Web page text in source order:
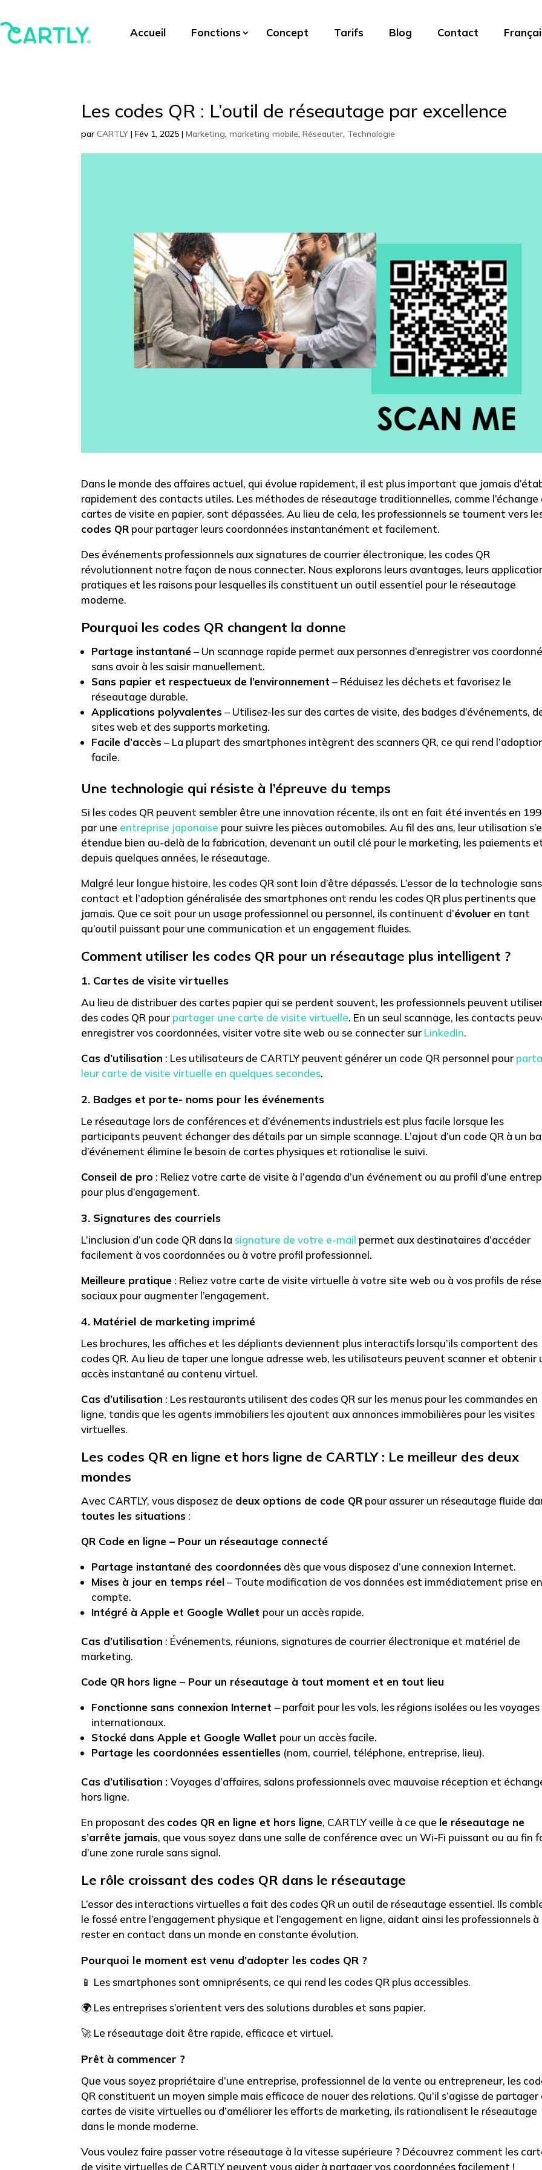
Accueil Fonctions Concept Tarifs Blog Contact
Les codes QR : L’outil de réseautage par excellence
parCARTLY |Fév 1, 2025 |Marketing,marketing mobile,Réseauter, Technologie
Dans le monde des affaires actuel, qui évolue rapidement, il est plus important que jamais
rapidement des contacts utiles. Les méthodes de réseautage traditionnelles, comme l’échange
cartes de visite en papier, sont dépassées. Au lieu de cela, les professionnels se tournent vers
codes QR pour partager leurs coordonnées instantanément et facilement.
Des événements professionnels aux signatures de courrier électronique, les codes QR
révolutionnent notre façon de nous connecter. Nous explorons leurs avantages, leurs
pratiques et les raisons pour lesquelles ils constituent un outil essentiel pour le réseautage
moderne.
Pourquoi les codes QR changent la donne
Partage instantané– Un scannage rapide permet aux personnes d’enregistrer vos
sans avoir à les saisir manuellement.
Sans papier et respectueux de l’environnement – Réduisez les déchets et favorisez le
réseautage durable.
Applications polyvalentes– Utilisez-les sur des cartes de visite, des badges d’événements,
sites web et des supports marketing.
Facile d’accès– La plupart des smartphones intègrent des scanners QR, ce qui rend
facile.
Une technologie qui résiste à l’épreuve du temps
Si les codes QR peuvent sembler être une innovation récente, ils ont en fait été inventés en
par une entreprise japonaise pour suivre les pièces automobiles. Au fil des ans, leur utilisation
étendue bien au-delà de la fabrication, devenant un outil clé pour le marketing, les paiements
depuis quelques années, le réseautage.
Malgré leur longue histoire, les codes QR sont loin d’être dépassés. L’essor de la technologie sans
contact et l’adoption généralisée des smartphones ont rendu les codes QR plus pertinents que
jamais. Que ce soit pour un usage professionnel ou personnel, ils continuent d’évoluer en tant
qu’outil puissant pour une communication et un engagement fluides.
Comment utiliser les codes QR pour un réseautage plus intelligent ?
1. Cartes de visite virtuelles
Au lieu de distribuer des cartes papier qui se perdent souvent, les professionnels peuvent
des codes QR pour partager une carte de visite virtuelle. En un seul scannage, les contacts
enregistrer vos coordonnées, visiter votre site web ou se connecter sur LinkedIn.
Cas d’utilisation : Les utilisateurs de CARTLY peuvent générer un code QR personnel pour
leur carte de visite virtuelle en quelques secondes.
2. Badges et porte- noms pour les événements
Le réseautage lors de conférences et d’événements industriels est plus facile lorsque les
participants peuvent échanger des détails par un simple scannage. L’ajout d’un code QR à un
d’événement élimine le besoin de cartes physiques et rationalise le suivi.
Conseil de pro : Reliez votre carte de visite à l’agenda d’un événement ou au profil d’une
pour plus d’engagement.
3. Signatures des courriels
L’inclusion d’un code QR dans la signature de votre e-mail permet aux destinataires d’accéder
facilement à vos coordonnées ou à votre profil professionnel.
Meilleure pratique : Reliez votre carte de visite virtuelle à votre site web ou à vos profils de
sociaux pour augmenter l’engagement.
4. Matériel de marketing imprimé
Les brochures, les affiches et les dépliants deviennent plus interactifs lorsqu’ils comportent des
codes QR. Au lieu de taper une longue adresse web, les utilisateurs peuvent scanner et obtenir
accès instantané au contenu virtuel.
Cas d’utilisation : Les restaurants utilisent des codes QR sur les menus pour les commandes en
ligne, tandis que les agents immobiliers les ajoutent aux annonces immobilières pour les visites
virtuelles.
Les codes QR en ligne et hors ligne de CARTLY : Le meilleur des deux
mondes
Avec CARTLY, vous disposez de deux options de code QR pour assurer un réseautage fluide
toutes les situations :
QR Code en ligne – Pour un réseautage connecté
Partage instantané des coordonnées dès que vous disposez d’une connexion Internet.
Mises à jour en temps réel– Toute modification de vos données est immédiatement prise en
compte.
Intégré à Apple et Google Wallet pour un accès rapide.
Cas d’utilisation : Événements, réunions, signatures de courrier électronique et matériel de
marketing.
Code QR hors ligne – Pour un réseautage à tout moment et en tout lieu
Fonctionne sans connexion Internet– parfait pour les vols, les régions isolées ou les voyages
internationaux.
Stocké dans Apple et Google Wallet pour un accès facile.
Partage les coordonnées essentielles (nom, courriel, téléphone, entreprise, lieu).
Cas d’utilisation :Voyages d’affaires, salons professionnels avec mauvaise réception et
hors ligne.
En proposant des codes QR en ligne et hors ligne, CARTLY veille à ce que le réseautage ne
s’arrête jamais, que vous soyez dans une salle de conférence avec un Wi-Fi puissant ou au fin
d’une zone rurale sans signal.
Le rôle croissant des codes QR dans le réseautage
L’essor des interactions virtuelles a fait des codes QR un outil de réseautage essentiel. Ils
le fossé entre l’engagement physique et l’engagement en ligne, aidant ainsi les professionnels à
rester en contact dans un monde en constante évolution.
Pourquoi le moment est venu d’adopter les codes QR ?
📱 Les smartphones sont omniprésents, ce qui rend les codes QR plus accessibles.
🌍 Les entreprises s’orientent vers des solutions durables et sans papier.
🚀 Le réseautage doit être rapide, efficace et virtuel.
Prêt à commencer ?
Que vous soyez propriétaire d’une entreprise, professionnel de la vente ou entrepreneur, les
QR constituent un moyen simple mais efficace de nouer des relations. Qu’il s’agisse de partager
cartes de visite virtuelles ou d’améliorer les efforts de marketing, ils rationalisent le réseautage
dans le monde moderne.
Vous voulez faire passer votre réseautage à la vitesse supérieure ? Découvrez comment les
de visite virtuelles de CARTLY peuventvous aider à partager vos coordonnées facilement !